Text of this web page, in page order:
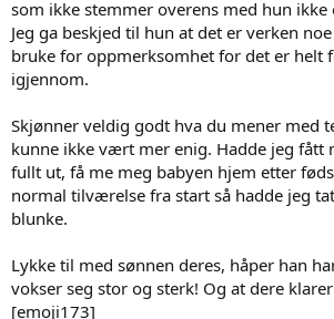
så smått. Å skifte bleie på babyen er
Skrikingen hører du nesten ikke fordi babyen
Nyfødt intensiv er utrolig dyktige og flinke,
alltid det går den riktige veien.
som sjeldent noen utenfor forstår. Det er
overstimulert, tar jeg ikke hensyn til det kan
flere timer. Er en grunn for at jeg ikke vil ha så
han skal være en kasteball. Fordi jeg har lært
egen sønn. La han sove på ukjente plasser er
det er faktisk uaktuelt om ikke jeg er med. Det
senskader i ettertid som følge av at de er
er ikke immunforsvaret like bra.
som ikke stemmer overens med hun ikke
Jeg ga beskjed til hun at det er verken
bruke for oppmerksomhet for det er helt
igjennom.
Skjønner veldig godt hva du mener med
kunne ikke vært mer enig. Hadde jeg fått
fullt ut, få me meg babyen hjem etter
normal tilværelse fra start så hadde jeg
blunke.
Lykke til med sønnen deres, håper han
vokser seg stor og sterk! Og at dere
[emoji173]️